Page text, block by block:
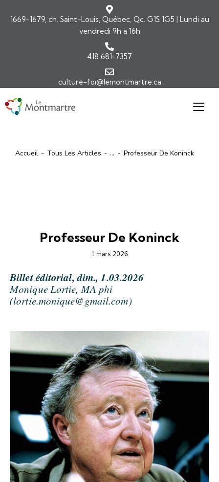
1669-1679, ch. Saint-Louis, Québec, Qc. G1S 1G5 | Lundi au
vendredi 9h à 16h
418 681-7357
culture-foi@lemontmartre.ca
Accueil Tous Les Articles ... Professeur De Koninck
Professeur De Koninck
1 mars 2026
Billet éditorial, dim., 1.03.2026
Monique Lortie, MA phi
(lortie.monique@gmail.com)